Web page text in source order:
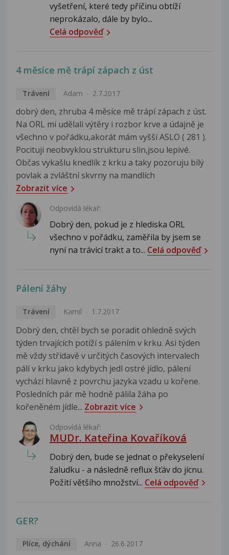
vyšetření, které tedy příčinu obtíží
neprokázalo, dále by bylo...
Celá odpověď
4 měsíce mě trápí zápach z úst
Trávení Adam 2.7.2017
dobrý den, zhruba 4 měsíce mě trápí zápach z úst.
Na ORL mi udělali výtěry i rozbor krve a údajně je
všechno v pořádku,akorát mám vyšší ASLO ( 281 ).
Pocituji neobvyklou strukturu slin,jsou lepivé.
Občas vykašlu knedlík z krku a taky pozoruju bílý
povlak a zvláštní skvrny na mandlích
Zobrazit více
Odpovídá lékař:
Dobrý den, pokud je z hlediska ORL
všechno v pořádku, zaměřila by jsem se
nyní na trávicí trakt a to... Celá odpověď
Pálení žáhy
Trávení Kamil 1.7.2017
Dobrý den, chtěl bych se poradit ohledně svých
týden trvajících potíží s pálením v krku. Asi týden
mě vždy střídavě v určitých časových intervalech
pálí v krku jako kdybych jedl ostré jídlo, pálení
vychází hlavně z povrchu jazyka vzadu u kořene.
Posledních pár mě hodně pálila žáha po
kořeněném jídle... Zobrazit více
Odpovídá lékař:
MUDr. Kateřina Kovaříková
Dobrý den, bude se jednat o překyselení
žaludku - a následně reflux šťáv do jícnu.
Požití většího množství... Celá odpověď
GER?
Plíce, dýchání Anna 26.6.2017